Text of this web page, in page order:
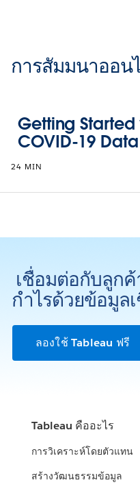
การสัมมนาออ
Getting
COVID-19
24 MIN
เชื่อมต่อกับลูก
กำไรด้วยข้อมูล
ลองใช้ Tableau ฟรี
Tableau คืออะไร
การวิเคราะห์โดยตัวแทน
สร้างวัฒนธรรมข้อมูล